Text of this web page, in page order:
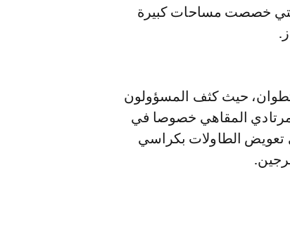
خصصت مساحات كبيرة
حيث كثف المسؤولون
المقاهي خصوصا في
تعويض الطاولات بكراسي